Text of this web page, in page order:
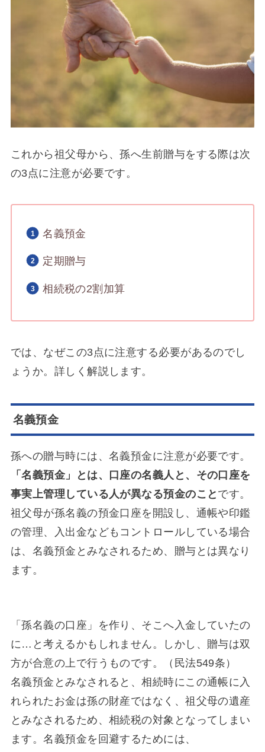
これから祖父母から、孫へ生前贈与をする際は次
の3点に注意が必要です。
名義預金
定期贈与
相続税の2割加算
では、なぜこの3点に注意する必要があるのでし
ょうか。詳しく解説します。
名義預金
孫への贈与時には、名義預金に注意が必要です。
「名義預金」とは、口座の名義人と、その口座を
事実上管理している人が異なる預金のこと です。
祖父母が孫名義の預金口座を開設し、通帳や印鑑
の管理、入出金などもコントロールしている場合
は、名義預金とみなされるため、贈与とは異なり
ます。
「孫名義の口座」を作り、そこへ入金していたの
に…と考えるかもしれません。しかし、贈与は双
方が合意の上で行うものです。（民法549条）
名義預金とみなされると、相続時にこの通帳に入
れられたお金は孫の財産ではなく、祖父母の遺産
とみなされるため、相続税の対象となってしまい
ます。名義預金を回避するためには、